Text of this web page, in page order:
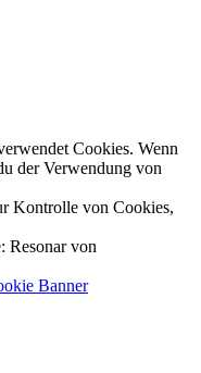
Cookies. Wenn
der Verwendung von
Kontrolle von Cookies,
Resonar von
Banner